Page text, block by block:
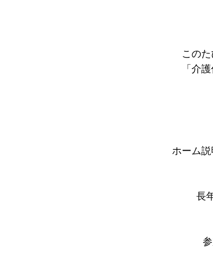
この
「介
ホーム
長